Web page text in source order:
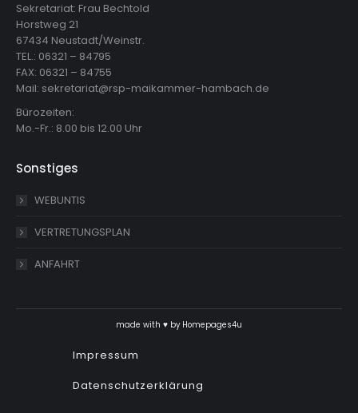
Sekretariat: Frau Bechtold
Horstweg 21
67434 Neustadt/Weinstr.
TEL.: 06321 – 84795
FAX: 06321 – 84755
Mail: sekretariat@rsp-maikammer-hambach.de
Bürozeiten:
Mo.-Fr.: 8.00 bis 12.00 Uhr
Sonstiges
WEBUNTIS
VERTRETUNGSPLAN
ANFAHRT
made with ♥ by Homepages4u
Impressum
Datenschutzerklärung